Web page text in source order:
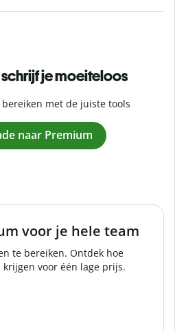
je moeiteloos
met de juiste tools
naar Premium
voor je hele team
te bereiken. Ontdek hoe
voor één lage prijs.